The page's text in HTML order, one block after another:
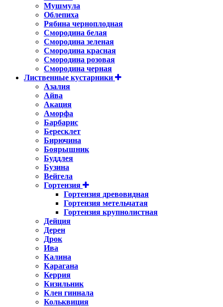
Мушмула
Облепиха
Рябина черноплодная
Смородина белая
Смородина зеленая
Смородина красная
Смородина розовая
Смородина черная
Лиственные кустарники
Азалия
Айва
Акация
Аморфа
Барбарис
Бересклет
Бирючина
Боярышник
Буддлея
Бузина
Вейгела
Гортензия
Гортензия древовидная
Гортензия метельчатая
Гортензия крупнолистная
Дейция
Дерен
Дрок
Ива
Калина
Карагана
Керрия
Кизильник
Клен гиннала
Кольквиция